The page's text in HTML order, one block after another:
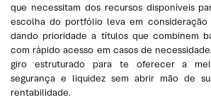
que necessitam dos recursos disponíveis
escolha do portfólio leva em consideração
dando prioridade a títulos que combinem
com rápido acesso em casos de
giro estruturado para te oferecer a
segurança e liquidez sem abrir mão de
rentabilidade.